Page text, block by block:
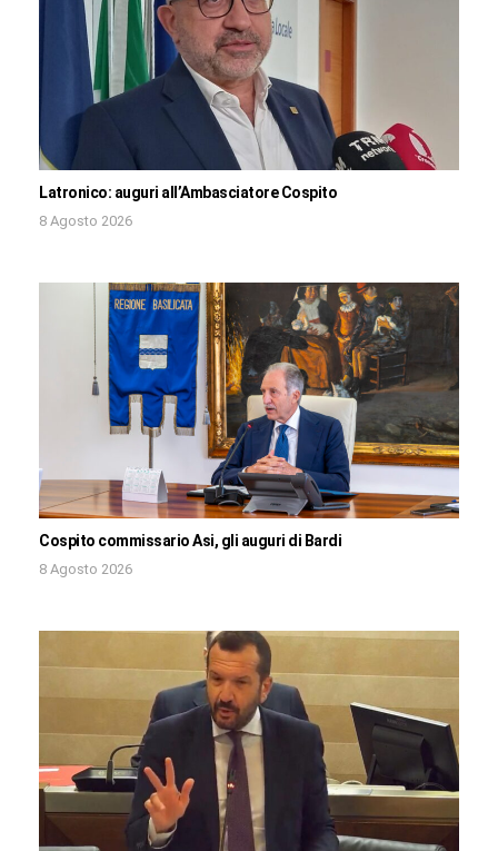
Latronico: auguri all’Ambasciatore Cospito
8 Agosto 2026
Cospito commissario Asi, gli auguri di Bardi
8 Agosto 2026